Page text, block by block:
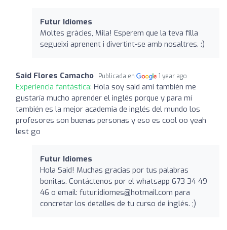
Futur Idiomes
Moltes gràcies, Mila! Esperem que la teva filla
segueixi aprenent i divertint-se amb nosaltres. :)
Said Flores Camacho Publicada en 1 year ago
Experiencia fantástica: Hola soy said ami también me
gustaría mucho aprender el inglés porque y para mí
también es la mejor academia de inglés del mundo los
profesores son buenas personas y eso es cool oo yeah
lest go
Futur Idiomes
Hola Said! Muchas gracias por tus palabras
bonitas. Contáctenos por el whatsapp 673 34 49
46 o email: futur.idiomes@hotmail.com para
concretar los detalles de tu curso de inglés. ;)